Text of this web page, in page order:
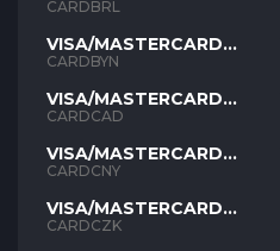
BRL
CARDBRL
VISA/MASTERCARD
BYN
CARDBYN
VISA/MASTERCARD
CAD
CARDCAD
VISA/MASTERCARD
CNY
CARDCNY
VISA/MASTERCARD
CZK
CARDCZK